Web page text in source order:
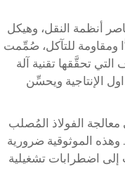
أنظمة النقل، وهيكل
ومقاومة للتآكل، صُمِّمت
تحقَّقها تقنية آلة
الإنتاجية ويحسِّن
الفولاذ المُصلب
الموثوقية ضرورية
إلى اضطرابات تشغيلية